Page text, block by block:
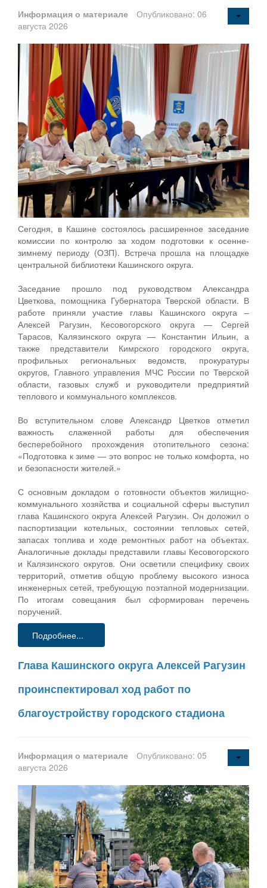
Информация о материале
Опубликовано: 06
августа 2026
Сегодня, в Кашине состоялось расширенное заседание
комиссии по контролю за ходом подготовки к осенне-
зимнему периоду (ОЗП). Встреча прошла на площадке
центральной библиотеки Кашинского округа.
Заседание прошло под руководством Александра
Цветкова, помощника Губернатора Тверской области. В
работе приняли участие главы Кашинского округа –
Алексей Рагузин, Кесовогорского округа — Сергей
Тарасов, Калязинского округа — Константин Ильин, а
также представители Кимрского городского округа,
профильных региональных ведомств, прокуратуры
округов, Главного управления МЧС России по Тверской
области, газовых служб и руководители предприятий
теплового и коммунального комплексов.
Во вступительном слове Александр Цветков отметил
важность слаженной работы для обеспечения
бесперебойного прохождения отопительного сезона:
«Подготовка к зиме — это вопрос не только комфорта, но
и безопасности жителей.»
С основным докладом о готовности объектов жилищно-
коммунального хозяйства и социальной сферы выступил
глава Кашинского округа Алексей Рагузин. Он доложил о
паспортизации котельных, состоянии тепловых сетей,
запасах топлива и ходе ремонтных работ на объектах.
Аналогичные доклады представили главы Кесовогорского
и Калязинского округов. Они осветили специфику своих
территорий, отметив общую проблему высокого износа
инженерных сетей, требующую поэтапной модернизации.
По итогам совещания был сформирован перечень
поручений.
Подробнее...
Глава Кашинского округа Алексей Рагузин
проинспектировал ход работ по
благоустройству городского стадиона
Информация о материале
Опубликовано: 05
августа 2026